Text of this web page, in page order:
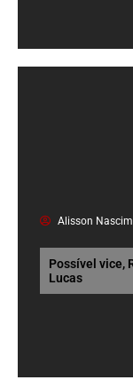
Alisson
Possível vice,
Lucas